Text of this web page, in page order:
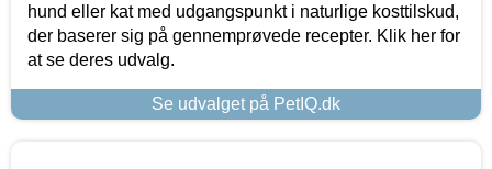
hund eller kat med udgangspunkt i naturlige kosttilskud,
der baserer sig på gennemprøvede recepter. Klik her for
at se deres udvalg.
Se udvalget på PetIQ.dk